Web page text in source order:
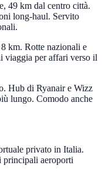
49 km dal centro città.
long-haul. Servito
km. Rotte nazionali e
viaggia per affari verso il
Hub di Ryanair e Wizz
lungo. Comodo anche
privato in Italia.
principali aeroporti